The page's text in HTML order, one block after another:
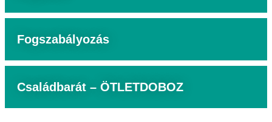
Fogszabályozás
Családbarát – ÖTLETDOBOZ